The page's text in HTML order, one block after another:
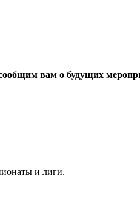
вам о будущих
и лиги.